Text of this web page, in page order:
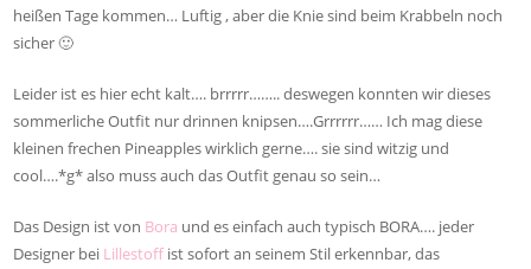
heißen Tage kommen… Luftig , aber die Knie sind beim Krabbeln noch
sicher 🙂
Leider ist es hier echt kalt…. brrrrr…….. deswegen konnten wir dieses
sommerliche Outfit nur drinnen knipsen….Grrrrrr…… Ich mag diese
kleinen frechen Pineapples wirklich gerne…. sie sind witzig und
cool….*g* also muss auch das Outfit genau so sein…
Das Design ist von Bora und es einfach auch typisch BORA…. jeder
Designer bei Lillestoff ist sofort an seinem Stil erkennbar, das